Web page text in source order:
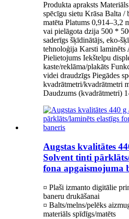
Produkta apraksts
spēcīgu sietu Krāsa Balta /
matēta Platums 0,914–3,2
vai pielāgota dzija 500 *
saderīgs šķīdinātājs, eko-
tehnoloģija Karsti laminēts
Pielietojums Iekštelpu
kaste/reklāma/plakāts
videi draudzīgs Piegādes
kvadrātmetri/kvadrātmetri
Daudzums (kvadrātmetri)
Augstas kvalitātes
Solvent tinti
fona apgaismojuma
¤ Plaši izmanto digitālie
baneru drukāšanai
¤ Balts/melns/pelēks
materiāls spīdīgs/matēts